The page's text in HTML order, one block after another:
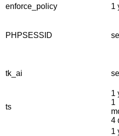
enforce_policy
1
PHPSESSID
tk_ai
ts
1
1
4
1